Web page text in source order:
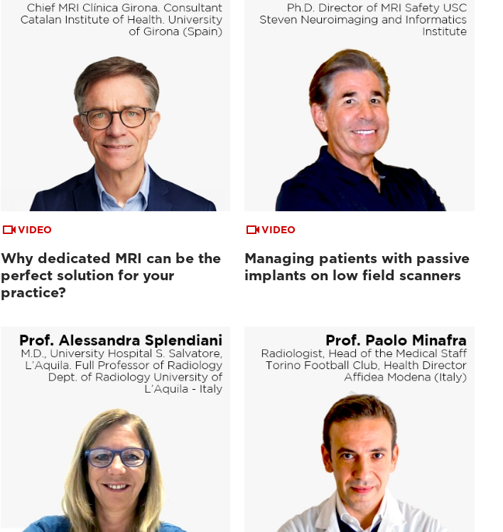
VIDEO
Why dedicated MRI can be the
perfect solution for your
practice?
VIDEO
Managing patients with passive
implants on low field scanners